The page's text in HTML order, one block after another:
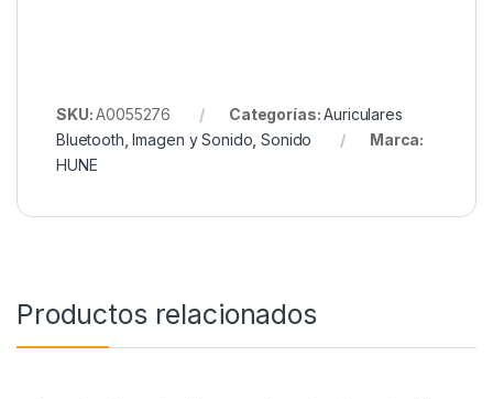
SKU:A0055276 Categorías:Auriculares
Bluetooth ,Imagen y Sonido ,Sonido
Marca:
HUNE
Productos relacionados